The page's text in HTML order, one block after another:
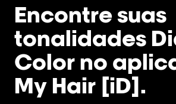
Encontre suas
tonalidades
Color no
My Hair [iD].